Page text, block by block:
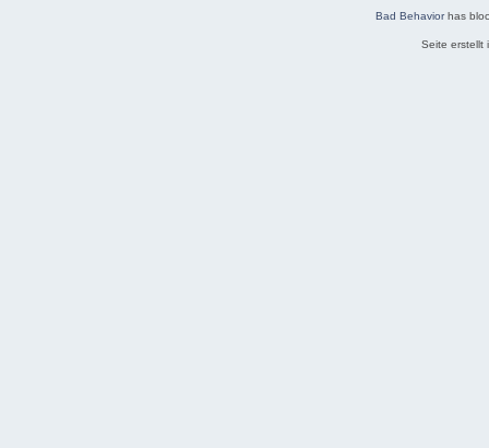
Bad Behaviorhas
Seite erstellt